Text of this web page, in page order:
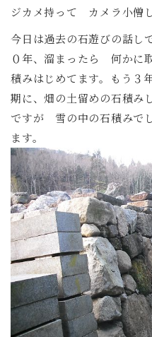
ジカメ持って カメラ小僧
今日は過去の石遊びの話し
０年、溜まったら 何かに
積みはじめてます。もう３
期に、畑の土留めの石積み
ですが 雪の中の石積みで
ます。